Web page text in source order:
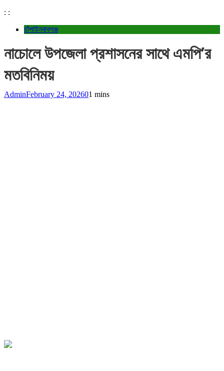
: :
চাঁপাইনবাবগঞ্জ
নাচোলে উপজেলা প্রশাসনের সাথে এমপি’র
মতবিনিময়
AdminFebruary 24, 202601 mins